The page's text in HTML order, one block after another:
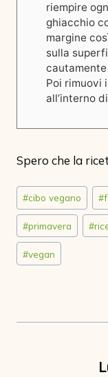
riempire
ghiacchio
margine
sulla
Poi rimuovi
all’interno
Spero che la
Tag
articolo:
#cibo vegano #
#primavera #
#vegan